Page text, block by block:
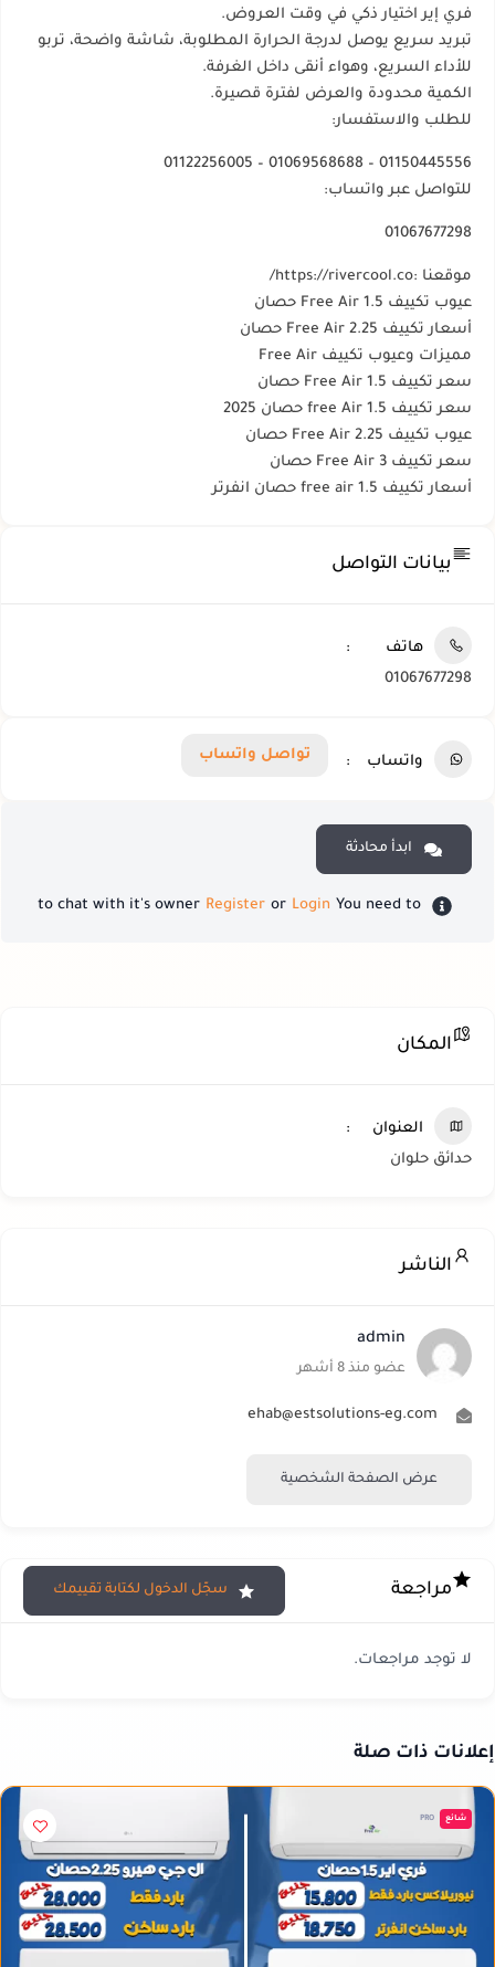
فري إير اختيار ذكي في وقت العروض.
تبريد سريع يوصل لدرجة الحرارة المطلوبة، شاشة واضحة، تربو
للأداء السريع، وهواء أنقى داخل الغرفة.
الكمية محدودة والعرض لفترة قصيرة.
للطلب والاستفسار:
01150445556 – 01069568688 – 01122256005
للتواصل عبر واتساب:
01067677298
موقعنا :https://rivercool.co/
عيوب تكييف Free Air 1.5 حصان
أسعار تكييف Free Air 2.25 حصان
مميزات وعيوب تكييف Free Air
سعر تكييف Free Air 1.5 حصان
سعر تكييف free Air 1.5 حصان 2025
عيوب تكييف Free Air 2.25 حصان
سعر تكييف Free Air 3 حصان
أسعار تكييف free air 1.5 حصان انفرتر
بيانات التواصل
هاتف
01067677298
واتساب تواصل واتساب
ابدأ محادثة
You need to
Login
or
Register
to chat with it's owner
المكان
العنوان
حدائق حلوان
الناشر
admin
عضو منذ 8 أشهر
ehab@estsolutions-eg.com
عرض الصفحة الشخصية
مراجعة سجّل الدخول لكتابة تقييمك
لا توجد مراجعات.
ذات صلة
شائع PRO